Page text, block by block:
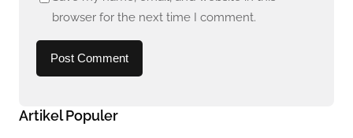
browser for the next time I comment.
Artikel Populer